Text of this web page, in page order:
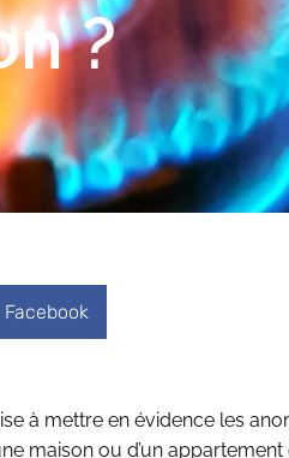
?
Facebook
à mettre en évidence les
maison ou d’un appartement